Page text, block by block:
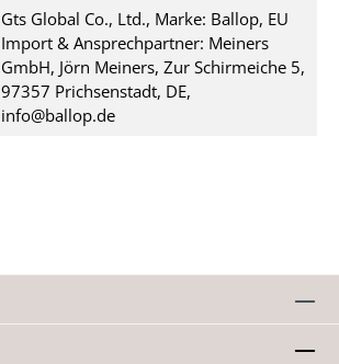
Gts Global Co., Ltd., Marke: Ballop, EU
Import & Ansprechpartner: Meiners
GmbH, Jörn Meiners, Zur Schirmeiche 5,
97357 Prichsenstadt, DE,
info@ballop.de